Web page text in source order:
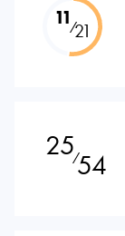
11⁄21
25⁄54